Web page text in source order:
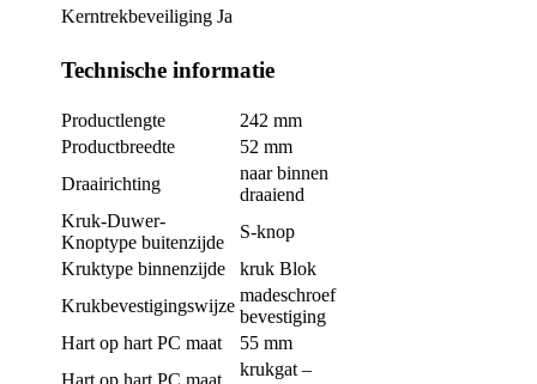
Kerntrekbeveiliging Ja
Technische informatie
Productlengte
242 mm
Productbreedte
52 mm
Draairichting
naar binnen
draaiend
Kruk-Duwer-
Knoptype buitenzijde
S-knop
Kruktype binnenzijde
kruk Blok
Krukbevestigingswijze
madeschroef
bevestiging
Hart op hart PC maat
55 mm
Hart op hart PC maat
krukgat –